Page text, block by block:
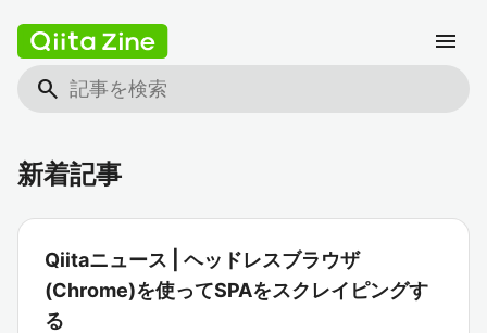
search
menu
新着記事
Qiitaニュース | ヘッドレスブラウザ
(Chrome)を使ってSPAをスクレイピングす
る